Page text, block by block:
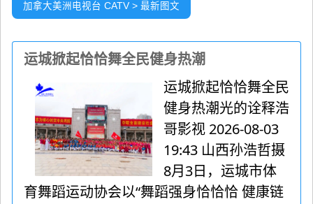
加拿大美洲电视台 CATV > 最新图文
运城掀起恰恰舞全民健身热潮
运城掀起恰恰舞全民
健身热潮光的诠释浩
哥影视 2026-08-03
19:43 山西孙浩哲摄
8月3日，运城市体
育舞蹈运动协会以“舞蹈强身恰恰恰 健康链